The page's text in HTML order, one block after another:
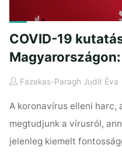
COVID-19
Magyarországon:
Fazekas-Paragh Judit Éva
A koronavírus elleni harc,
megtudjunk a vírusról,
jelenleg kiemelt